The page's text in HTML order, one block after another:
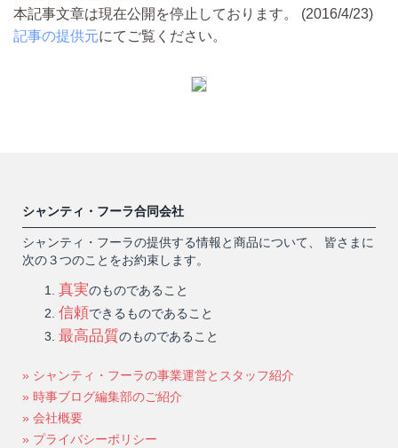
本記事文章は現在公開を停止しております。 (2016/4/23)
記事の提供元にてご覧ください。
シャンティ・フーラ合同会社
シャンティ・フーラの提供する情報と商品について、 皆さまに
次の３つのことをお約束します。
真実のものであること
信頼できるものであること
最高品質のものであること
» シャンティ・フーラの事業運営とスタッフ紹介
» 時事ブログ編集部のご紹介
» 会社概要
» プライバシーポリシー